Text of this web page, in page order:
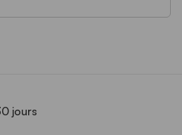
jours